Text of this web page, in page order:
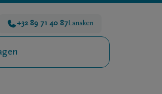
+32 89 71 40 87Lanaken